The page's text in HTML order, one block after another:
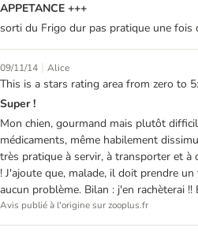
APPETANCE +++
sorti du Frigo dur pas pratique une
09/11/14 | Alice
This is a stars rating area from zero to
Super !
Mon chien, gourmand mais plutôt
médicaments, même habilement
très pratique à servir, à transporter et à
! J'ajoute que, malade, il doit prendre
aucun problème. Bilan : j'en rachèterai
Avis publié à l'origine sur zooplus.fr